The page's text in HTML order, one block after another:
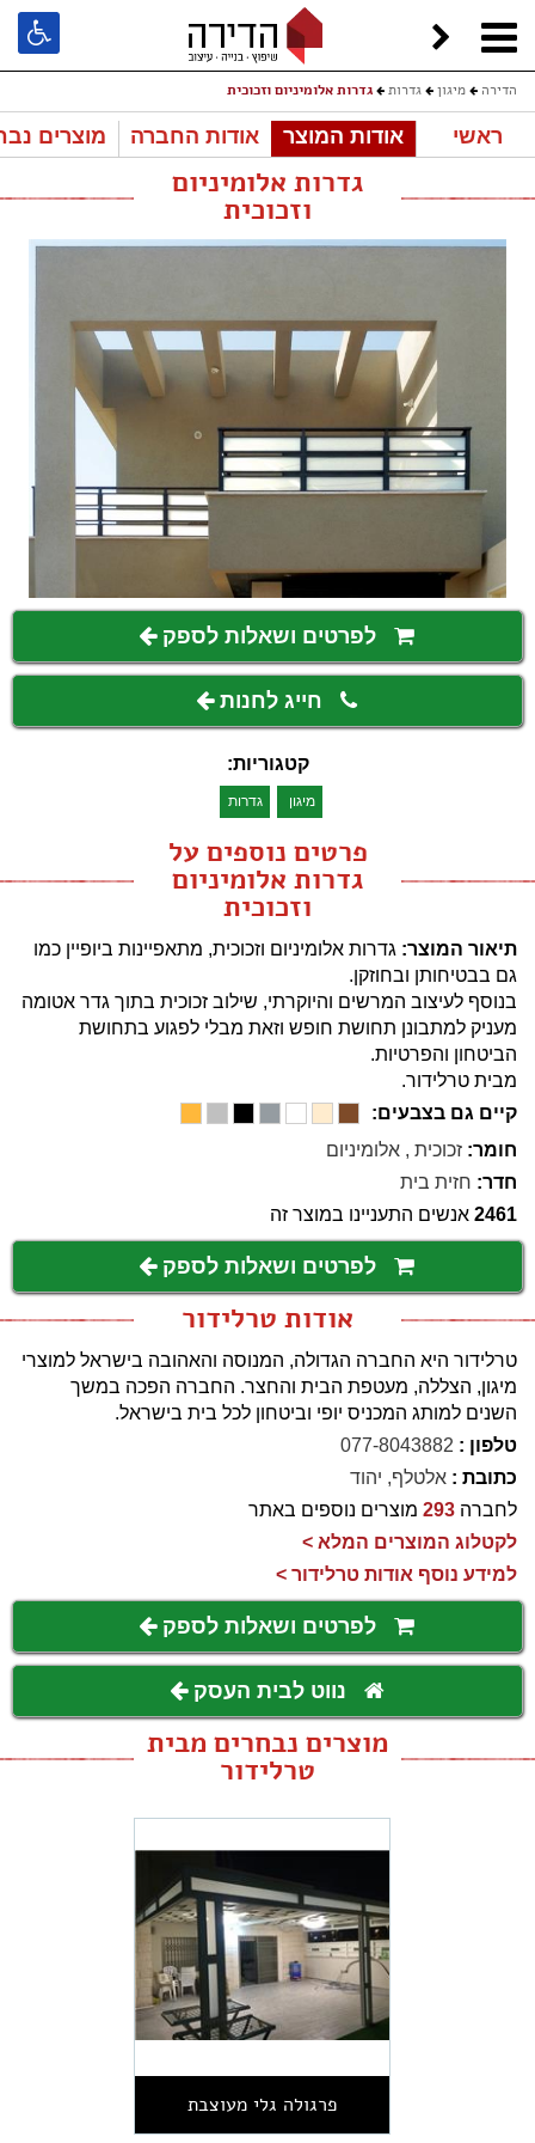
הדירה מיגון גדרות גדרות אלומיניום וזכוכית
ראשי אודות המוצר אודות החברה מוצרים
גדרות אלומיניום
וזכוכית
לפרטים ושאלות לספק
חייג לחנות
קטגוריות:
מיגון גדרות
פרטים נוספים על
גדרות אלומיניום
וזכוכית
תיאור המוצר: גדרות אלומיניום וזכוכית, מתאפיינות ביופיין כמו
גם בבטיחותן ובחוזקן.
בנוסף לעיצוב המרשים והיוקרתי, שילוב זכוכית בתוך גדר אטומה
מעניק למתבונן תחושת חופש וזאת מבלי לפגוע בתחושת
הביטחון והפרטיות.
מבית טרלידור.
קיים גם בצבעים:
חומר: זכוכית , אלומיניום
חדר: חזית בית
2461 אנשים התעניינו במוצר זה
לפרטים ושאלות לספק
אודות טרלידור
טרלידור היא החברה הגדולה, המנוסה והאהובה בישראל למוצרי
מיגון, הצללה, מעטפת הבית והחצר. החברה הפכה במשך
השנים למותג המכניס יופי וביטחון לכל בית בישראל.
טלפון : 077-8043882
כתובת : אלטלף, יהוד
לחברה 293 מוצרים נוספים באתר
לקטלוג המוצרים המלא >
למידע נוסף אודות טרלידור >
לפרטים ושאלות לספק
נווט לבית העסק
מוצרים נבחרים מבית
טרלידור
פרגולה גלי מעוצבת